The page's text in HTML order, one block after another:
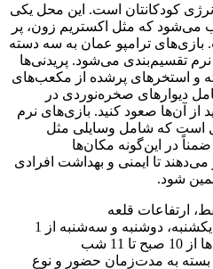
کودکانتان است. این محل یکی
می‌شود که مثل اکستریم زون، پر
ترامپو عمان به سه دسته
تقسیم‌بندی می‌شود. پریدنی‌ها
و استخرهای پرشده از مکعب‌های
دیوارهای صخره‌نوردی در
آن‌ها صعود کنید. بازی‌های نرم
که شامل وسایلی مثل
در این‌گونه مکان‌ها
تا ایمنی و بهداشت افرادی
شود.
ارتفاعات قلعه
یکشنبه، دوشنبه و سه‌شنبه از 1
بسته به مدت‌زمان حضور و نوع